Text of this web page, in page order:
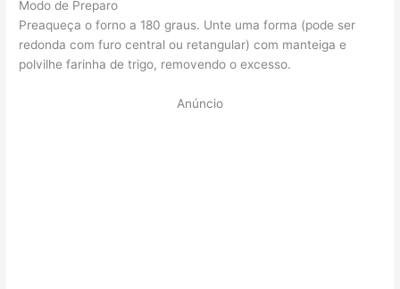
Modo de Preparo
Preaqueça o forno a 180 graus. Unte uma forma (pode ser
redonda com furo central ou retangular) com manteiga e
polvilhe farinha de trigo, removendo o excesso.
Anúncio